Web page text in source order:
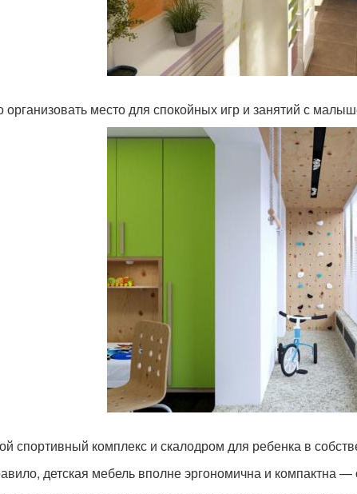
место для спокойных игр и занятий с
спортивный комплекс и скалодром для ребенка в
детская мебель вполне эргономична и компактна